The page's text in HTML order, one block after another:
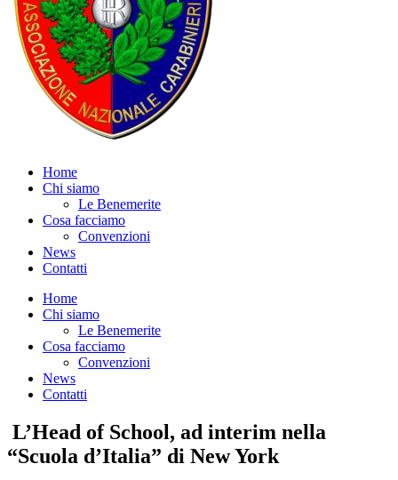
Home
Chi siamo
Le Benemerite
Cosa facciamo
Convenzioni
News
Contatti
Home
Chi siamo
Le Benemerite
Cosa facciamo
Convenzioni
News
Contatti
L’Head of School, ad interim nella
“Scuola d’Italia” di New York